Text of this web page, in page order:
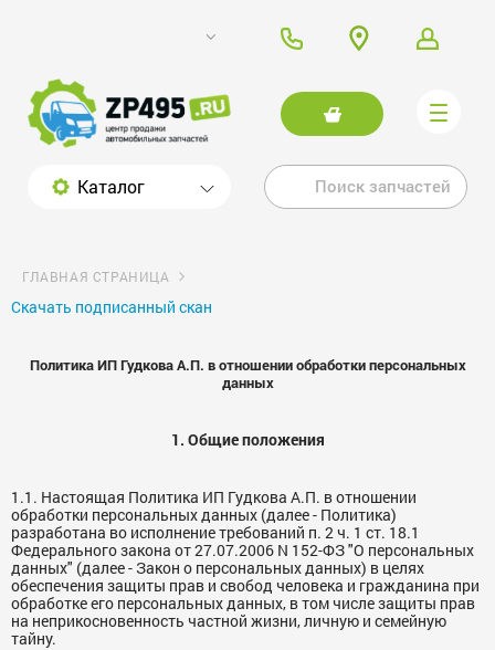
Каталог
ГЛАВНАЯ СТРАНИЦА
Скачать подписанный скан
Политика ИП Гудкова А.П. в отношении обработки персональных
данных
1. Общие положения
1.1. Настоящая Политика ИП Гудкова А.П. в отношении
обработки персональных данных (далее - Политика)
разработана во исполнение требований п. 2 ч. 1 ст. 18.1
Федерального закона от 27.07.2006 N 152-ФЗ "О персональных
данных" (далее - Закон о персональных данных) в целях
обеспечения защиты прав и свобод человека и гражданина при
обработке его персональных данных, в том числе защиты прав
на неприкосновенность частной жизни, личную и семейную
тайну.